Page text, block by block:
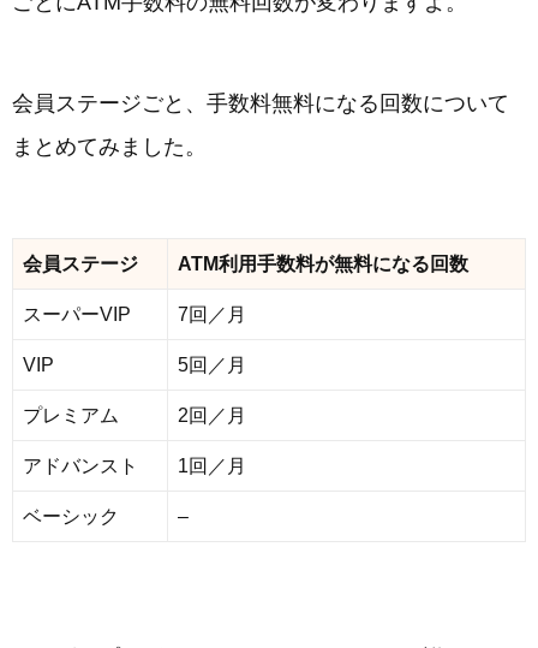
会員ステージごと、手数料無料になる回数について
まとめてみました。
会員ステージ ATM利用手数料が無料になる回数
スーパーVIP 7回／月
VIP 5回／月
プレミアム 2回／月
アドバンスト 1回／月
ベーシック –